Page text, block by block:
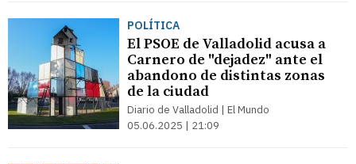
POLÍTICA
El PSOE de Valladolid acusa a
Carnero de "dejadez" ante el
abandono de distintas zonas
de la ciudad
Diario de Valladolid | El Mundo
05.06.2025 | 21:09